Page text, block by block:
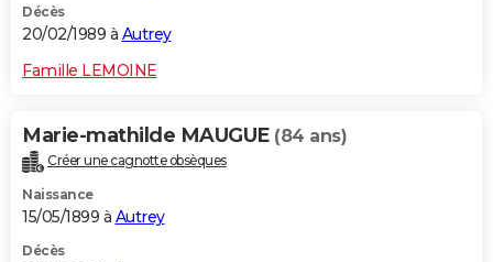
Décès
20/02/1989 à Autrey
Famille LEMOINE
Marie-mathilde MAUGUE (84 ans)
Créer une cagnotte obsèques
Naissance
15/05/1899 à Autrey
Décès